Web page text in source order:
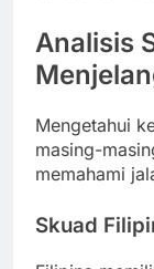
Analisis
Mengetahui
masing-
memahami
Skuad